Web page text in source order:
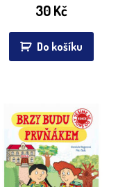
30Kč
Do košíku